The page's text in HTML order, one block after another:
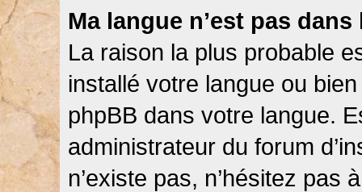
Ma langue n’est pas
La raison la plus probable
installé votre langue ou
phpBB dans votre langue.
administrateur du forum
n’existe pas, n’hésitez pas